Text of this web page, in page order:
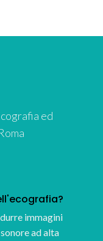
ed
immagini
ad alta